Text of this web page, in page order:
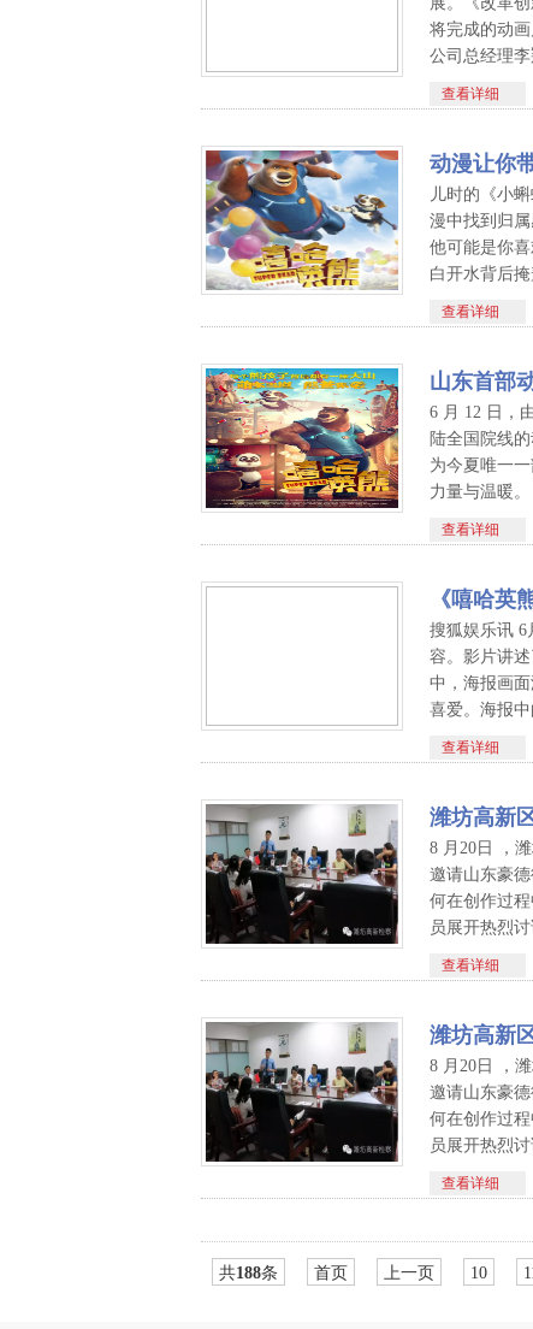
将完成的动
公司总经理
查看详细
动漫让你
儿时的《小
漫中找到归
他可能是你
白开水背后
查看详细
山东首部
6 月 12 日，
陆全国院线
为今夏唯一
力量与温暖
查看详细
《嘻哈英
搜狐娱乐讯 6
容。影片讲
中，海报画
喜爱。海报
查看详细
潍坊高新
8 月20日 ，
邀请山东豪
何在创作过
员展开热烈
查看详细
潍坊高新
8 月20日 ，
邀请山东豪
何在创作过
员展开热烈
查看详细
共188条 首页 上一页 10